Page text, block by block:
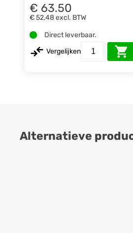
€ 63.50
€ 52,48 excl. BTW
Direct leverbaar.
Vergelijken
Alternatieve